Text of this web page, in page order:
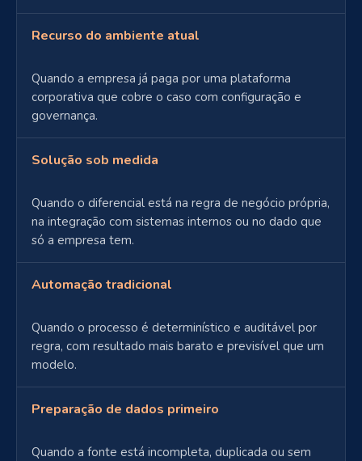
Recurso do ambiente atual
Quando a empresa já paga por uma plataforma
corporativa que cobre o caso com configuração e
governança.
Solução sob medida
Quando o diferencial está na regra de negócio própria,
na integração com sistemas internos ou no dado que
só a empresa tem.
Automação tradicional
Quando o processo é determinístico e auditável por
regra, com resultado mais barato e previsível que um
modelo.
Preparação de dados primeiro
Quando a fonte está incompleta, duplicada ou sem